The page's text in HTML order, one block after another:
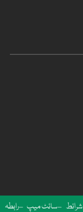
رابطہ سائٹ میپ شرائط